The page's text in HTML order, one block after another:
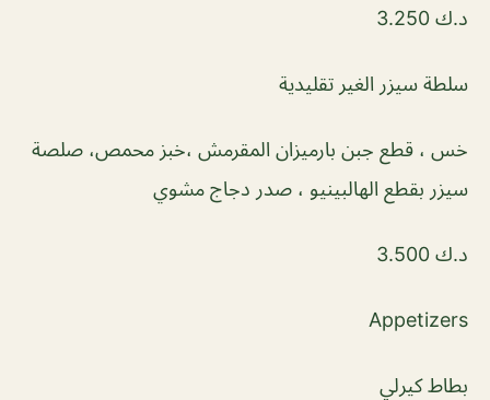
د.ك 3.250
سلطة سيزر الغير تقليدية
خس ، قطع جبن بارميزان المقرمش ،خبز محمص، صلصة
سيزر بقطع الهالبينيو ، صدر دجاج مشوي
د.ك 3.500
Appetizers
بطاط كيرلي